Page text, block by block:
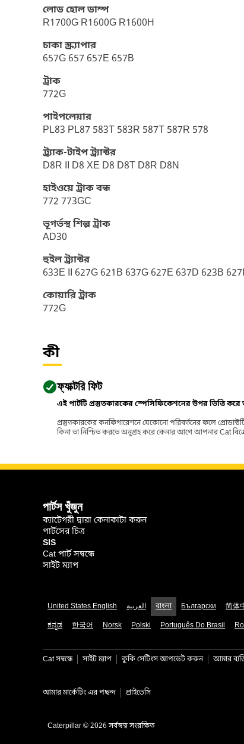
লোড হোল ডাম্প
R1700G R1600G R1600H
চাকা স্ক্র্যাপার
657G 657 657E 657B
ট্রাক
772G
পাইপলেয়ার
PL83 PL87 583T 583R 587T 587R 578
ট্র্যাক-টাইপ ট্র্যাক্টর
D8R II D8 XE D8 D8T D8R D8N
হাইওয়ে ট্রাক বন্ধ
772 773GC
ভূগর্ভস্থ শিল্প ট্রাক
AD30
হুইল ট্র্যাক্টর
633E II 627G 621B 637G 627E 637D 623B
কোয়ারি ট্রাক
772G
কী
ফ্যাক্টরি ফিট
এই পার্টটি প্রস্তুতকারকের স্পেসিফিকেশনের উপর ভিত্তি
প্রস্তুতকারকের কনফিগারেশনে যেকোনো পরিবর্তনের ফলে
কিনা তা নিশ্চিত করতে অনুগ্রহ করে কেনার আগে আপনার Cat
পার্টস খুঁজুন
ক্যাটেগরী দ্বারা কেনাকাটা করুন
পার্টসের চিত্র
SIS
Cat পার্ট সম্বন্ধে
সাইট ম্যাপ
United States English العربية বাংলা Български 简体
ಕನ್ನಡ
한국어 Norsk Polski Português Do Brasil
Cat সম্বন্ধে সাইট ম্যাপ কুকি সেটিংস আপডেট করুন আমার
আমার মার্কেটিং এর পছন্দ প্রাইভেসি
Caterpillar © 2026 সর্বস্বত্ব সংরক্ষিত